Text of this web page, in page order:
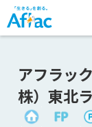
アフラッ
株）東北